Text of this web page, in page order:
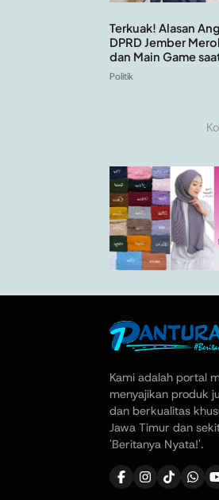
Terkuak! Alasan
DPRD Jember
dan Main Game
Politik
Kami adalah portal
menyajikan produk
dan berkualitas
Jawa Timur dan
'Beritanya Nyata!'.